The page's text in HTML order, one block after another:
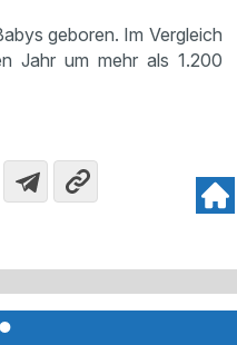
geboren. Im Vergleich
Jahr um mehr als 1.200